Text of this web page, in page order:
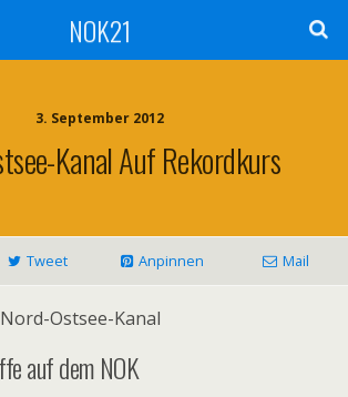
NOK21
3. September 2012
Kanal Auf Rekordkurs
Tweet Anpinnen Mail
Ostsee-Kanal
auf dem NOK